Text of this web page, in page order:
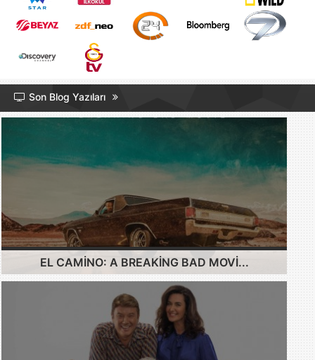
Son Blog Yazıları
EL CAMINO: A BREAKING BAD MOVI...